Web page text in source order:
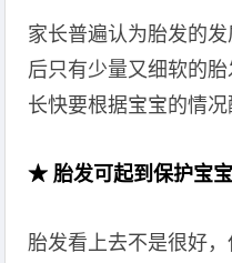
家长普遍认为胎发的
后只有少量又细软的
长快要根据宝宝的情况
★ 胎发可起到保护宝
胎发看上去不是很好